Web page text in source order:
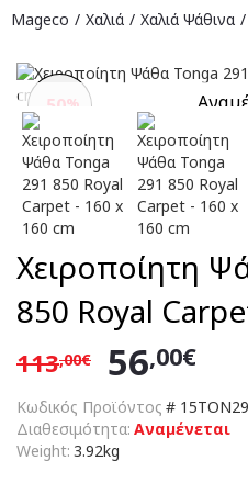
Mageco Χαλιά Χαλιά Ψάθινα
-50%
Χειροποίητη
850 Royal
Κωδικός Προϊόντος #
Διαθεσιμότητα: Αναμένεται
Weight: 3.92kg
56,00€
113,00€